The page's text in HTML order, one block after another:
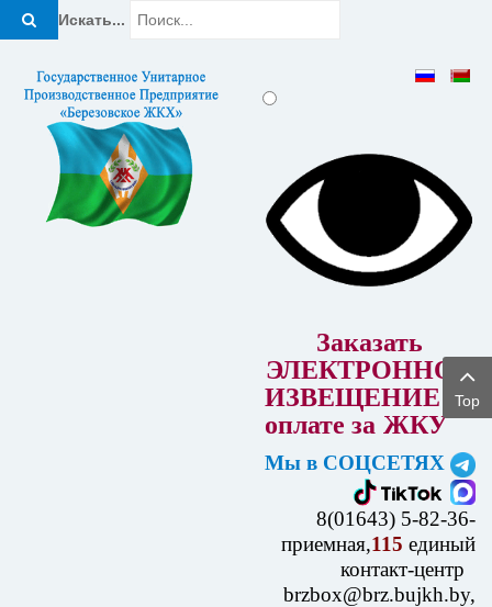
Искать...
Заказать
ЭЛЕКТРОННОЕ
ИЗВЕЩЕНИЕ об
оплате за ЖКУ
Мы в СОЦСЕТЯХ
8(01643) 5-82-36-
приемная,115 единый
контакт-центр
brzbox@brz.bujkh.by,
Top